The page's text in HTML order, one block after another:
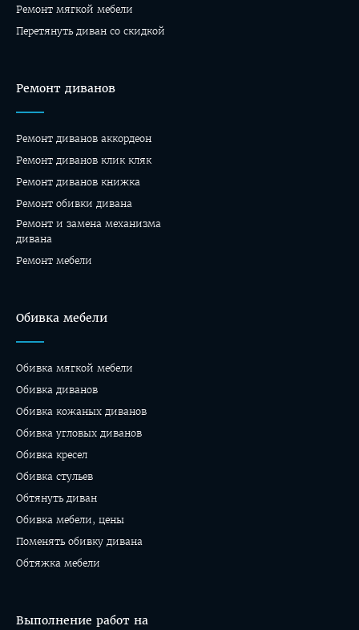
Ремонт мягкой мебели
Перетянуть диван со скидкой
Ремонт диванов
Ремонт диванов аккордеон
Ремонт диванов клик кляк
Ремонт диванов книжка
Ремонт обивки дивана
Ремонт и замена механизма
дивана
Ремонт мебели
Обивка мебели
Обивка мягкой мебели
Обивка диванов
Обивка кожаных диванов
Обивка угловых диванов
Обивка кресел
Обивка стульев
Обтянуть диван
Обивка мебели, цены
Поменять обивку дивана
Обтяжка мебели
Выполнение работ на